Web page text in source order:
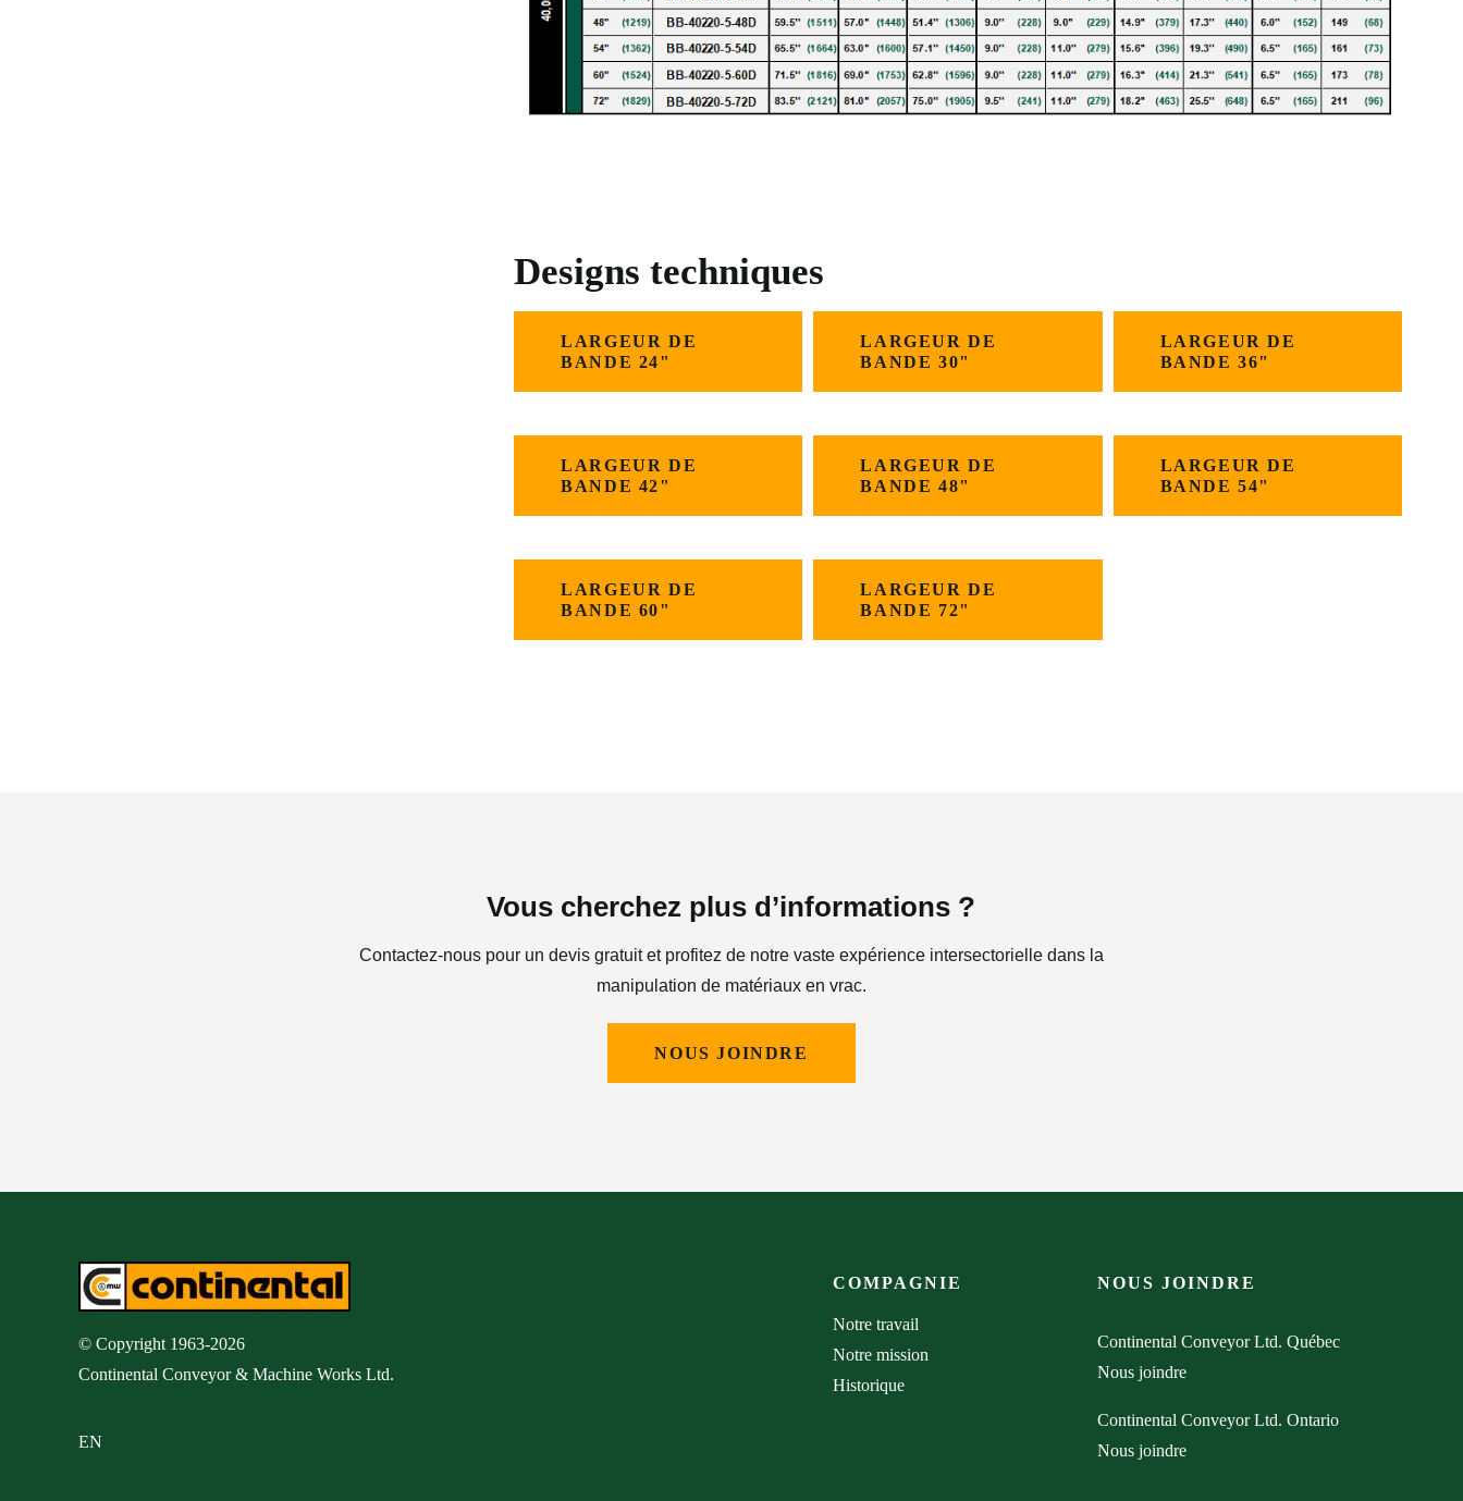
Designs techniques
LARGEUR DE
BANDE 24"
LARGEUR DE
BANDE 30"
LARGEUR DE
BANDE 36"
LARGEUR DE
BANDE 42"
LARGEUR DE
BANDE 48"
LARGEUR DE
BANDE 54"
LARGEUR DE
BANDE 60"
LARGEUR DE
BANDE 72"
Vous cherchez plus d’informations ?
Contactez-nous pour un devis gratuit et profitez de notre vaste expérience intersectorielle dans la
manipulation de matériaux en vrac.
NOUS JOINDRE
© Copyright 1963-2026
Continental Conveyor & Machine Works Ltd.
EN
COMPAGNIE
Notre travail
Notre mission
Historique
NOUS JOINDRE
Continental Conveyor Ltd. Québec
Nous joindre
Continental Conveyor Ltd. Ontario
Nous joindre